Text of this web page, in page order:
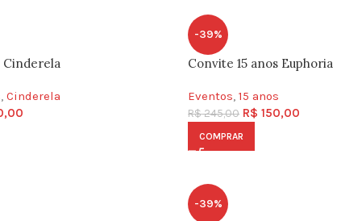
Cinderela
, Cinderela
-39%
Convite 15 anos Euphoria
Eventos, 15 anos
R$245,00 R$ 150,00
COMPRAR
-39%